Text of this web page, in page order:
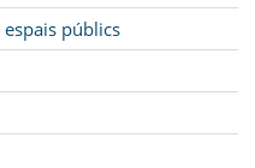
públics